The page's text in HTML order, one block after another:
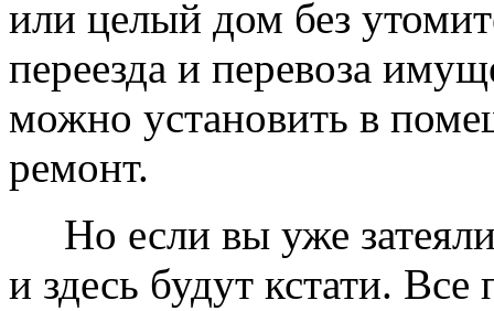
или целый дом без
переезда и перевоза
можно установить в
ремонт.
Но если вы уже
и здесь будут кстати.